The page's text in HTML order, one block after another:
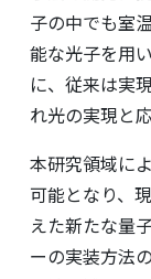
子の中でも室
能な光子を用
に、従来は実
れ光の実現と
本研究領域に
可能となり、
えた新たな量
ーの実装方法